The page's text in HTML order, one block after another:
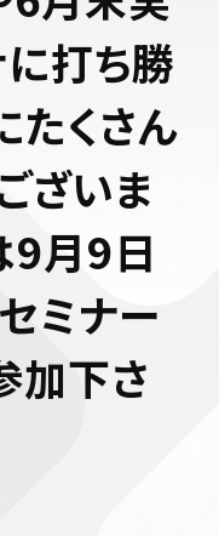
に打ち勝
たくさん
ざいま
9月9日
ミナー
加下さ